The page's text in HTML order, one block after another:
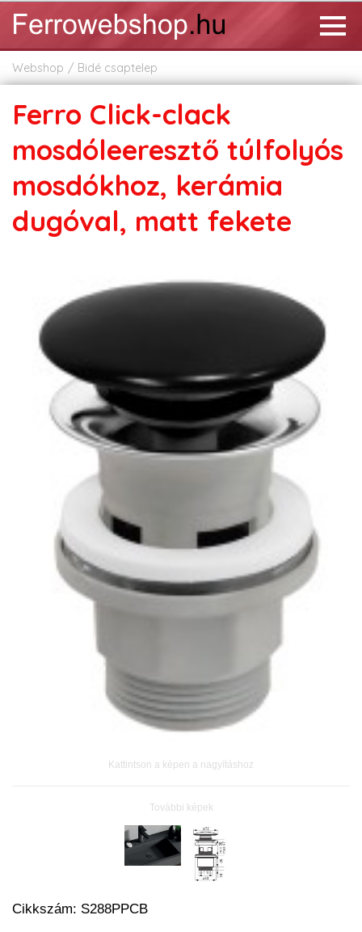
Webshop Bidé csaptelep
Ferro Click-clack
mosdóleeresztő túlfolyós
mosdókhoz, kerámia
dugóval, matt fekete
Kattintson a képen a nagyításhoz
További képek
Cikkszám: S288PPCB